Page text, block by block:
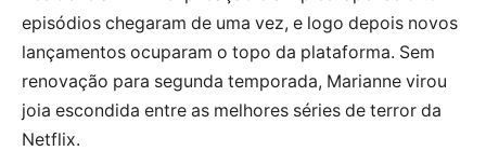
episódios chegaram de uma vez, e logo depois novos
lançamentos ocuparam o topo da plataforma. Sem
renovação para segunda temporada, Marianne virou
joia escondida entre as melhores séries de terror da
Netflix.